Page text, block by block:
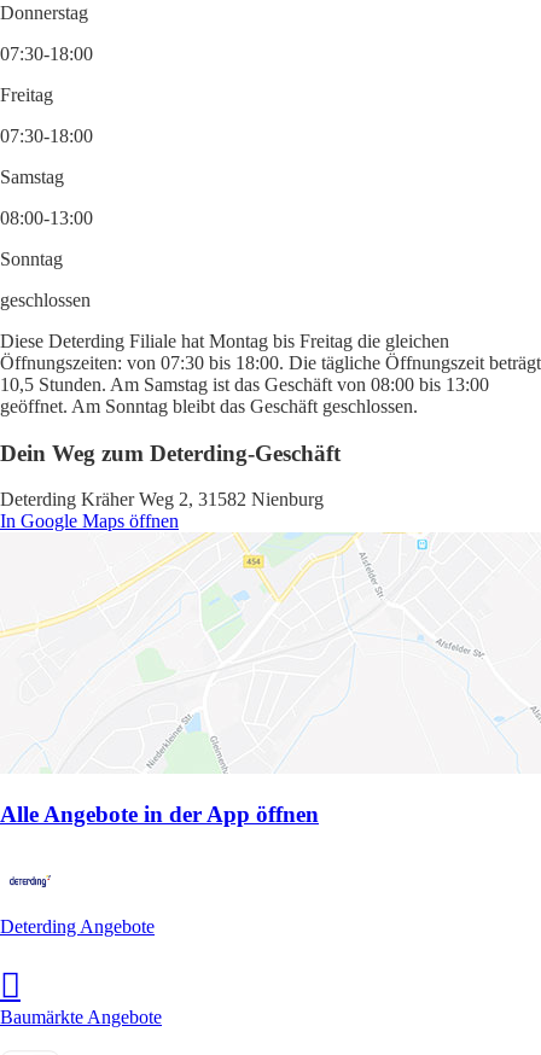
Donnerstag
07:30-18:00
Freitag
07:30-18:00
Samstag
08:00-13:00
Sonntag
geschlossen
Diese Deterding Filiale hat Montag bis Freitag die gleichen
Öffnungszeiten: von 07:30 bis 18:00. Die tägliche Öffnungszeit beträgt
10,5 Stunden. Am Samstag ist das Geschäft von 08:00 bis 13:00
geöffnet. Am Sonntag bleibt das Geschäft geschlossen.
Dein Weg zum Deterding-Geschäft
Deterding Kräher Weg 2, 31582 Nienburg
In Google Maps öffnen
Alle Angebote in der App öffnen
Deterding Angebote
Baumärkte Angebote